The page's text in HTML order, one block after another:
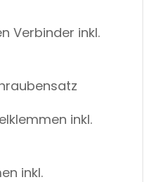
Verbinder inkl.
inkl.
inkl.